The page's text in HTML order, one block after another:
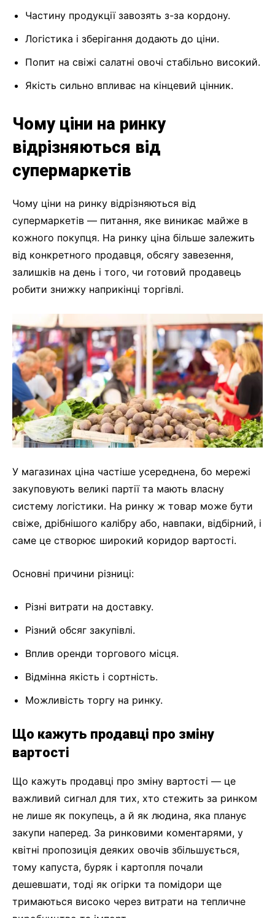
Частину продукції завозять з-за кордону.
Логістика і зберігання додають до ціни.
Попит на свіжі салатні овочі стабільно високий.
Якість сильно впливає на кінцевий цінник.
Чому ціни на ринку
відрізняються від
супермаркетів
Чому ціни на ринку відрізняються від
супермаркетів — питання, яке виникає майже в
кожного покупця. На ринку ціна більше залежить
від конкретного продавця, обсягу завезення,
залишків на день і того, чи готовий продавець
робити знижку наприкінці торгівлі.
У магазинах ціна частіше усереднена, бо мережі
закуповують великі партії та мають власну
систему логістики. На ринку ж товар може бути
свіже, дрібнішого калібру або, навпаки, відбірний, і
саме це створює широкий коридор вартості.
Основні причини різниці:
Різні витрати на доставку.
Різний обсяг закупівлі.
Вплив оренди торгового місця.
Відмінна якість і сортність.
Можливість торгу на ринку.
Що кажуть продавці про зміну
вартості
Що кажуть продавці про зміну вартості — це
важливий сигнал для тих, хто стежить за ринком
не лише як покупець, а й як людина, яка планує
закупи наперед. За ринковими коментарями, у
квітні пропозиція деяких овочів збільшується,
тому капуста, буряк і картопля почали
дешевшати, тоді як огірки та помідори ще
тримаються високо через витрати на тепличне